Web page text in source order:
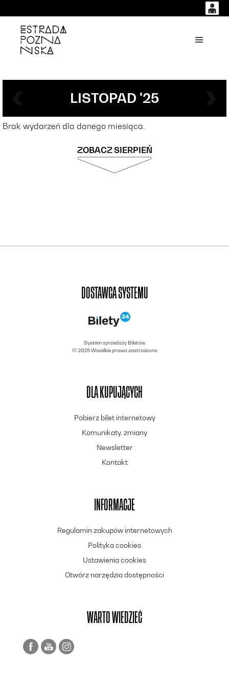
0,00
LISTOPAD '25
Brak wydarzeń dla danego miesiąca.
ZOBACZ SIERPIEŃ
DOSTAWCA SYSTEMU
System sprzedaży Biletów
© 2025 Wszelkie prawa zastrzeżone
DLA KUPUJĄCYCH
Pobierz bilet internetowy
Komunikaty, zmiany
Newsletter
Kontakt
INFORMACJE
Regulamin zakupów internetowych
Polityka cookies
Ustawienia cookies
Otwórz narzędzia dostępności
WARTO WIEDZIEĆ